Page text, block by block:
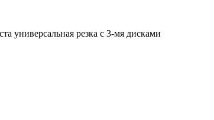
универсальная резка с 3-мя дисками